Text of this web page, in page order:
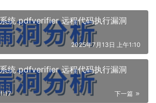
统 pdfverifier 远程代码执行漏洞
2025年7月13日 上午1:10
统 pdfverifier 远程代码执行漏洞
下一篇